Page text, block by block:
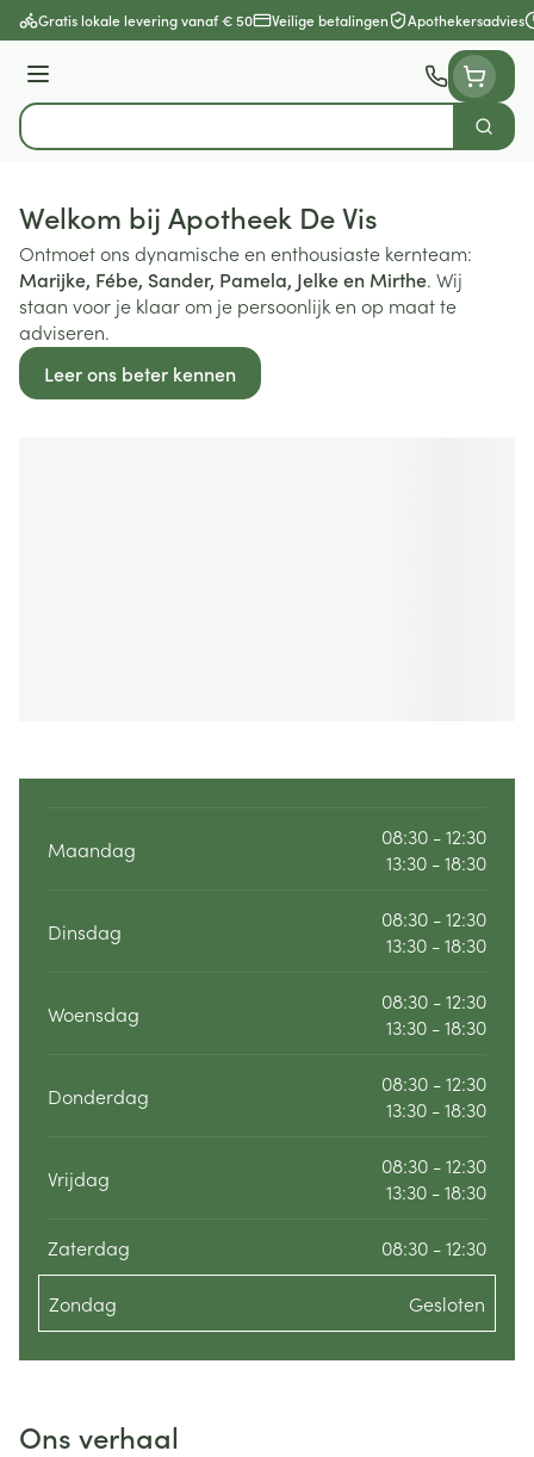
Ga naar de inhoud
Gratis lokale levering vanaf € 50 Veilige betalingen Apothekersadvies
Menu
Product, merk, categorie...
Zoek
Welkom bij Apotheek De Vis
Ontmoet ons dynamische en enthousiaste kernteam:
Marijke, Fébe, Sander, Pamela, Jelke en Mirthe. Wij
staan voor je klaar om je persoonlijk en op maat te
adviseren.
Leer ons beter kennen
Maandag
08:30 - 12:30
13:30 - 18:30
Dinsdag
08:30 - 12:30
13:30 - 18:30
Woensdag
08:30 - 12:30
13:30 - 18:30
Donderdag
08:30 - 12:30
13:30 - 18:30
Vrijdag
08:30 - 12:30
13:30 - 18:30
Zaterdag 08:30 - 12:30
Zondag Gesloten
Ons verhaal